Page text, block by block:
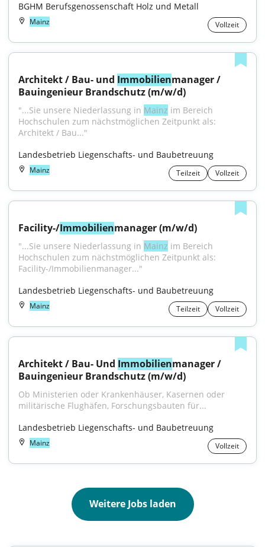
BGHM Berufsgenossenschaft Holz und Metall
Mainz Vollzeit
Architekt / Bau- und Immobilienmanager /
Bauingenieur Brandschutz (m/w/d)
"...Sie unsere Niederlassung in Mainz im Bereich
Hochschulen zum nächstmöglichen Zeitpunkt als:
Architekt / Bau..."
Landesbetrieb Liegenschafts- und Baubetreuung
Mainz Teilzeit Vollzeit
Facility-/Immobilienmanager (m/w/d)
"...Sie unsere Niederlassung in Mainz im Bereich
Hochschulen zum nächstmöglichen Zeitpunkt als:
Facility-/Immobilienmanager..."
Landesbetrieb Liegenschafts- und Baubetreuung
Mainz Teilzeit Vollzeit
Architekt / Bau- Und Immobilienmanager /
Bauingenieur Brandschutz (m/w/d)
Ob Ministerien oder Krankenhäuser, Kasernen oder
militärische Flughäfen, Forschungsbauten für...
Landesbetrieb Liegenschafts- und Baubetreuung
Mainz Vollzeit
Weitere Jobs laden